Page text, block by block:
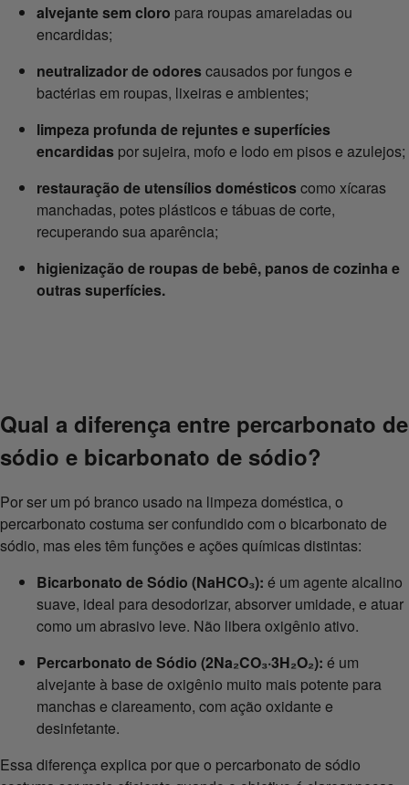
alvejante sem cloro para roupas amareladas ou
encardidas;
neutralizador de odorescausados por fungos e
bactérias em roupas, lixeiras e ambientes;
limpeza profunda de rejuntes e superfícies
encardidas por sujeira, mofo e lodo em pisos e azulejos;
restauração de utensílios domésticoscomo xícaras
manchadas, potes plásticos e tábuas de corte,
recuperando sua aparência;
higienização de roupas de bebê, panos de cozinha e
outras superfícies.
Qual a diferença entre percarbonato de
sódio e bicarbonato de sódio?
Por ser um pó branco usado na limpeza doméstica, o
percarbonato costuma ser confundido com o bicarbonato de
sódio, mas eles têm funções e ações químicas distintas:
Bicarbonato de Sódio (NaHCO₃): é um agente alcalino
suave, ideal para desodorizar, absorver umidade, e atuar
como um abrasivo leve. Não libera oxigênio ativo.
Percarbonato de Sódio (2Na₂CO₃·3H₂O₂): é um
alvejante à base de oxigênio muito mais potente para
manchas e clareamento, com ação oxidante e
desinfetante.
Essa diferença explica por que o percarbonato de sódio